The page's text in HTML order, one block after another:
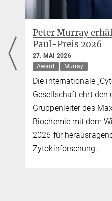
Peter Murray
Paul-Preis 2026
27. MAI 2026
Award
Murray
Die internationale
Gesellschaft ehrt den
Gruppenleiter des
Biochemie mit dem
2026 für
Zytokinforschung.